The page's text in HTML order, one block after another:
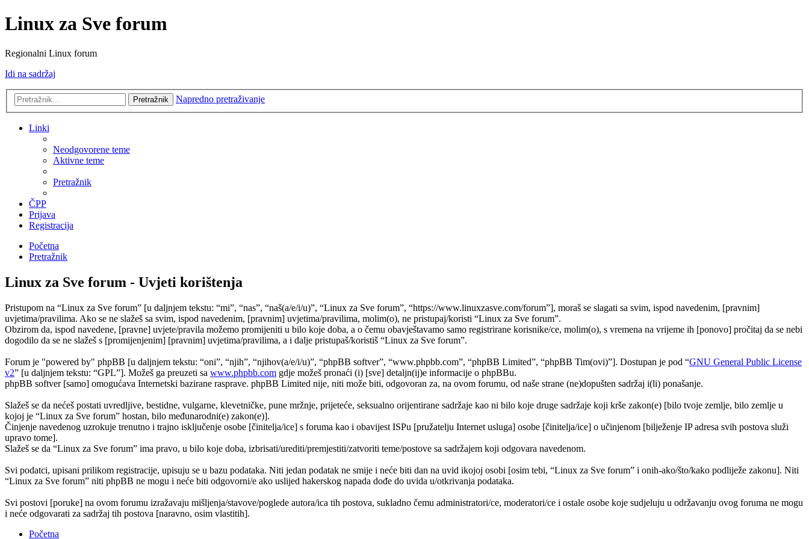
Linux za Sve forum
Regionalni Linux forum
Idi na sadržaj
Pretražnik Napredno pretraživanje
Linki
Neodgovorene teme
Aktivne teme
Pretražnik
ČPP
Prijava
Registracija
Početna
Pretražnik
Linux za Sve forum - Uvjeti korištenja
Pristupom na “Linux za Sve forum” [u daljnjem tekstu: “mi”, “nas”, “naš(a/e/i/u)”, “Linux za Sve forum”, “https://www.linuxzasve.com/forum”], moraš se slagati sa svim, ispod navedenim, [pravnim]
uvjetima/pravilima. Ako se ne slažeš sa svim, ispod navedenim, [pravnim] uvjetima/pravilima, molim(o), ne pristupaj/koristi “Linux za Sve forum”.
Obzirom da, ispod navedene, [pravne] uvjete/pravila možemo promijeniti u bilo koje doba, a o čemu obavještavamo samo registrirane korisnike/ce, molim(o), s vremena na vrijeme ih [ponovo] pročitaj da se nebi
dogodilo da se ne slažeš s [promijenjenim] [pravnim] uvjetima/pravilima, a i dalje pristupaš/koristiš “Linux za Sve forum”.
Forum je "powered by" phpBB [u daljnjem tekstu: “oni”, “njih”, “njihov(a/e/i/u)”, “phpBB softver”, “www.phpbb.com”, “phpBB Limited”, “phpBB Tim(ovi)”]. Dostupan je pod “GNU General Public License
v2” [u daljnjem tekstu: “GPL”]. Možeš ga preuzeti sa www.phpbb.com gdje možeš pronaći (i) [sve] detaljn(ij)e informacije o phpBBu.
phpBB softver [samo] omogućava Internetski bazirane rasprave. phpBB Limited nije, niti može biti, odgovoran za, na ovom forumu, od naše strane (ne)dopušten sadržaj i(li) ponašanje.
Slažeš se da nećeš postati uvredljive, bestidne, vulgarne, klevetničke, pune mržnje, prijeteće, seksualno orijentirane sadržaje kao ni bilo koje druge sadržaje koji krše zakon(e) [bilo tvoje zemlje, bilo zemlje u
kojoj je “Linux za Sve forum” hostan, bilo međunarodni(e) zakon(e)].
Činjenje navedenog uzrokuje trenutno i trajno isključenje osobe [činitelja/ice] s foruma kao i obavijest ISPu [pružatelju Internet usluga] osobe [činitelja/ice] o učinjenom [bilježenje IP adresa svih postova služi
upravo tome].
Slažeš se da “Linux za Sve forum” ima pravo, u bilo koje doba, izbrisati/urediti/premjestiti/zatvoriti teme/postove sa sadržajem koji odgovara navedenom.
Svi podatci, upisani prilikom registracije, upisuju se u bazu podataka. Niti jedan podatak ne smije i neće biti dan na uvid ikojoj osobi [osim tebi, “Linux za Sve forum” i onih-ako/što/kako podliježe zakonu]. Niti
“Linux za Sve forum” niti phpBB ne mogu i neće biti odgovorni/e ako uslijed hakerskog napada dođe do uvida u/otkrivanja podataka.
Svi postovi [poruke] na ovom forumu izražavaju mišljenja/stavove/poglede autora/ica tih postova, sukladno čemu administratori/ce, moderatori/ce i ostale osobe koje sudjeluju u održavanju ovog foruma ne mogu
i neće odgovarati za sadržaj tih postova [naravno, osim vlastitih].
Početna